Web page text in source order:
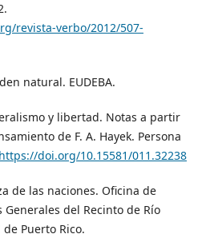
revista-verbo/2012/507-
natural. EUDEBA.
y libertad. Notas a partir
de F. A. Hayek. Persona
https://doi.org/10.15581/011.32238
de las naciones. Oficina de
del Recinto de Río
Puerto Rico.